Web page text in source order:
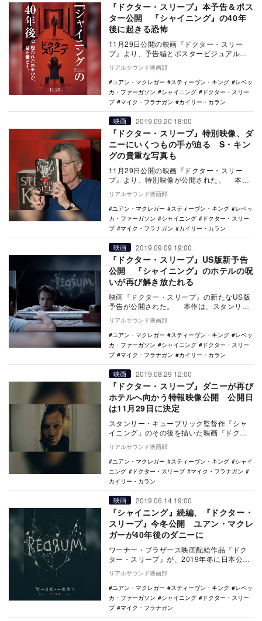
『ドクター・スリープ』本予告＆ポス
ター公開 『シャイニング』の40年
後に起きる恐怖
11月29日公開の映画『ドクター・スリー
プ』より、予告編とポスタービジュアルが
ー…
リアルサウンド映画部
ユアン・マクレガー
スティーヴン・キング
レベッ
カ・ファーガソン
シャイニング
ドクター・スリー
プ
マイク・フラナガン カイリー・カラン
映画 2019.09.20 18:00
『ドクター・スリープ』特別映像、ダ
ニーにいくつもの手が迫る S・キン
グの貴重な写真も
11月29日公開の映画『ドクター・スリー
プ』より、特別映像が公開された。 本作
は、スタンリー・キューブリック監督作
『シャイニ…
リアルサウンド映画部
ユアン・マクレガー
スティーヴン・キング
レベッ
カ・ファーガソン
シャイニング
ドクター・スリー
プ
マイク・フラナガン カイリー・カラン
映画 2019.09.09 19:00
『ドクター・スリープ』US版新予告
公開 『シャイニング』のホテルの呪
いが再び解き放たれる
映画『ドクター・スリープ』の新たなUS版
予告が公開された。 本作は、スタンリ
ー・キューブリック監督作『シャイニン
グ』の続編。…
リアルサウンド映画部
ユアン・マクレガー
スティーヴン・キング
レベッ
カ・ファーガソン
シャイニング
ドクター・スリー
プ
マイク・フラナガン カイリー・カラン
映画 2019.08.29 12:00
『ドクター・スリープ』ダニーが再び
ホテルへ向かう特報映像公開 公開日
は11月29日に決定
スタンリー・キューブリック監督作『シャ
イニング』のその後を描いた映画『ドクタ
ー・スリープ』の公開日が11月29日に決定
し、日本版…
リアルサウンド映画部
ユアン・マクレガー
スティーヴン・キング
シャイ
ニング
ドクター・スリープ
マイク・フラナガン
カイリー・カラン
映画 2019.06.14 19:00
『シャイニング』続編、『ドクター・
スリープ』今冬公開 ユアン・マクレ
ガーが40年後のダニーに
ワーナー・ブラザース映画配給作品『ドク
ター・スリープ』が、2019年冬に日本公開
されることが決定し、ビジュアルとUS版予
告が公開…
リアルサウンド映画部
ユアン・マクレガー
スティーヴン・キング
レベッ
カ・ファーガソン
シャイニング
ドクター・スリー
プ
マイク・フラナガン